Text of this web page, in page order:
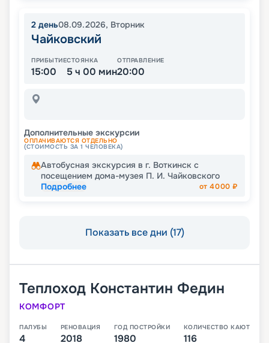
2 день08.09.2026, Вторник
Чайковский
ПРИБЫТИЕ
15:00
СТОЯНКА
5 ч 00 мин
ОТПРАВЛЕНИЕ
20:00
Дополнительные экскурсии
ОПЛАЧИВАЮТСЯ ОТДЕЛЬНО
(СТОИМОСТЬ ЗА 1 ЧЕЛОВЕКА)
Автобусная экскурсия в г. Воткинск с
посещением дома-музея П. И. Чайковского
Подробнее
от4000 ₽
Показать все дни (17)
Теплоход Константин Федин
КОМФОРТ
ПАЛУБЫ
4
РЕНОВАЦИЯ
2018
ГОД ПОСТРОЙКИ
1980
КОЛИЧЕСТВО КАЮТ
116